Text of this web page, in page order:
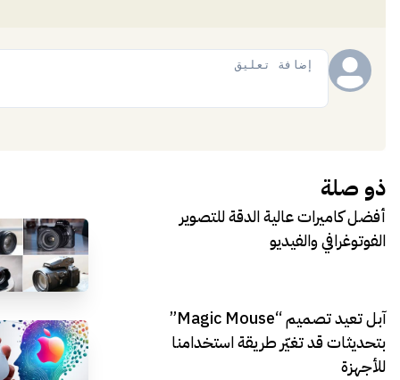
ذو صلة
أفضل كاميرات عالية الدقة للتصوير
الفوتوغرافي والفيديو
آبل تعيد تصميم “Magic Mouse”
بتحديثات قد تغيّر طريقة استخدامنا
للأجهزة